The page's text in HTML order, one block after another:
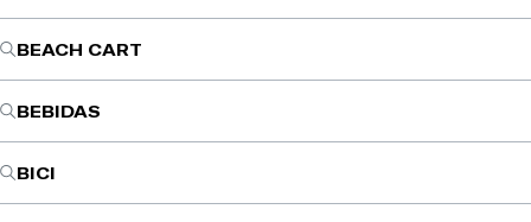
BEACH CART
BEBIDAS
BICI